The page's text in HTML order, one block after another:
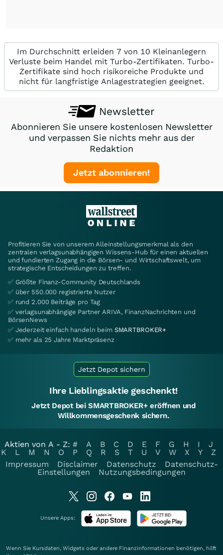
Im Durchschnitt erleiden 7 von 10 Kleinanlegern
Verluste beim Handel mit Turbo-Zertifikaten. Turbo-
Zertifikate sind hoch risikoreiche Produkte und
nicht für langfristige Anlagestrategien geeignet.
Newsletter
Abonnieren Sie unsere kostenlosen Newsletter
und verpassen Sie nichts mehr aus der
Redaktion
Jetzt abonnieren!
Profitieren Sie von unserem Alleinstellungsmerkmal als den
zentralen verlagsunabhängigen Wissens-Hub für einen aktuellen
und fundierten Zugang in die Börsen- und Wirtschaftswelt, um
strategische Entscheidungen zu treffen.
✅ Größte Finanz-Community Deutschlands
✅ über 550.000 registrierte Nutzer
✅ rund 2.000 Beiträge pro Tag
✅ verlagsunabhängige Partner ARIVA, FinanzNachrichten und
BörsenNews
✅ Jederzeit einfach handeln beim SMARTBROKER+
✅ mehr als 25 Jahre Marktpräsenz
Jetzt Depot sichern
Ihre Lieblingsaktie geschenkt!
Jetzt Depot bei SMARTBROKER+ eröffnen und
Willkommensgeschenk sichern.
Aktien von A - Z: # A B C D E F G H I
J
K
L M N O P Q R S T U V W X Y
Z
Impressum
Disclaimer Datenschutz
Datenschutz-
Einstellungen
Nutzungsbedingungen
Unsere Apps:
Wenn Sie Kursdaten, Widgets oder andere Finanzinformationen benötigen, hilft